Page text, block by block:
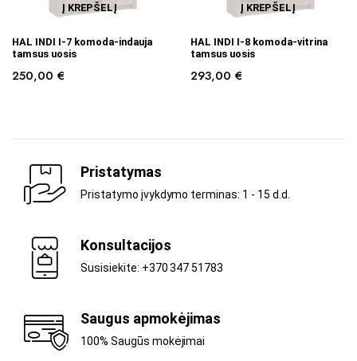
Į KREPŠELĮ
HAL INDI I-7 komoda-indauja
tamsus uosis
250,00 €
Į KREPŠELĮ
HAL INDI I-8 komoda-vitrina
tamsus uosis
293,00 €
Pristatymas
Pristatymo įvykdymo terminas: 1 - 15 d.d.
Konsultacijos
Susisiekite: +370 347 51783
Saugus apmokėjimas
100% Saugūs mokėjimai